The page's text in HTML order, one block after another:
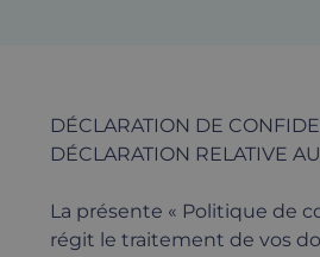
DÉCLARATION DE
DÉCLARATION RELATIVE
La présente « Politique de
régit le traitement de vos